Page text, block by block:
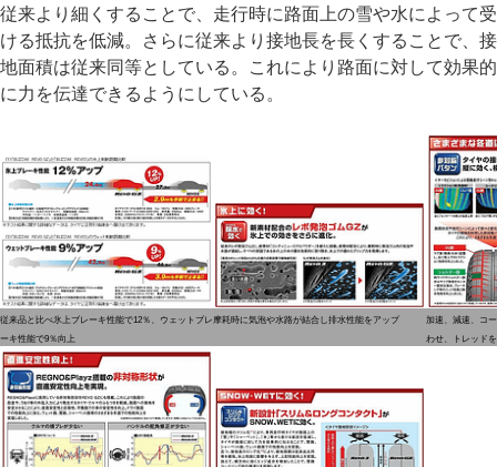
従来より細くすることで、走行時に路面上の雪や水によって受
ける抵抗を低減。さらに従来より接地長を長くすることで、接
地面積は従来同等としている。これにより路面に対して効果的
に力を伝達できるようにしている。
従来品と比べ氷上ブレーキ性能で12％、ウェットブレ
ーキ性能で9％向上
摩耗時に気泡や水路が結合し排水性能をアップ
加速、減速、コ
わせ、トレッド